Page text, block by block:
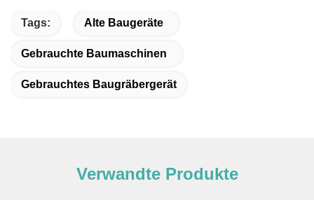
Tags: Alte Baugeräte
Gebrauchte Baumaschinen
Gebrauchtes Baugräbergerät
Verwandte Produkte